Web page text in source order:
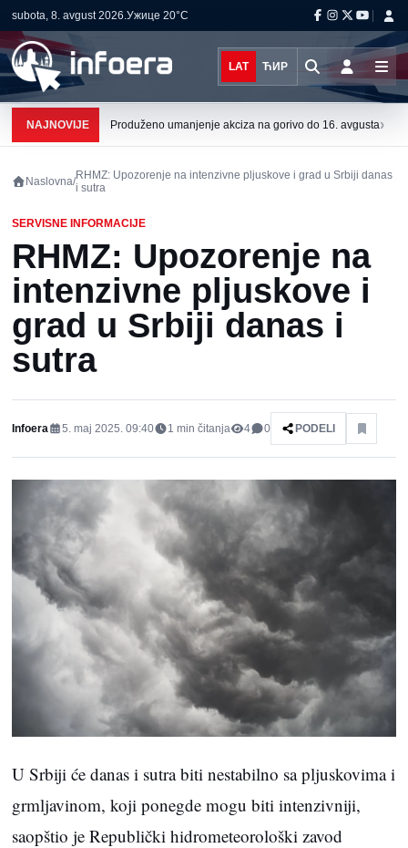
subota, 8. avgust 2026.Ужице 20°C
LAT ЋИР
NAJNOVIJE Produženo umanjenje akciza na gorivo do 16. avgusta›
Naslovna/RHMZ: Upozorenje na intenzivne pljuskove i grad u Srbiji danas
i sutra
SERVISNE INFORMACIJE
RHMZ: Upozorenje na
intenzivne pljuskove i
grad u Srbiji danas i
sutra
Infoera 5. maj 2025. 09:40 1 min čitanja 4 0 PODELI
U Srbiji će danas i sutra biti nestabilno sa pljuskovima i
grmljavinom, koji ponegde mogu biti intenzivniji,
saopštio je Republički hidrometeorološki zavod